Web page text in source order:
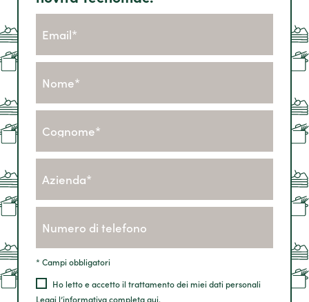
* Campi obbligatori
Ho letto e accetto il trattamento dei miei dati personali
Leggi l’informativa completa qui.